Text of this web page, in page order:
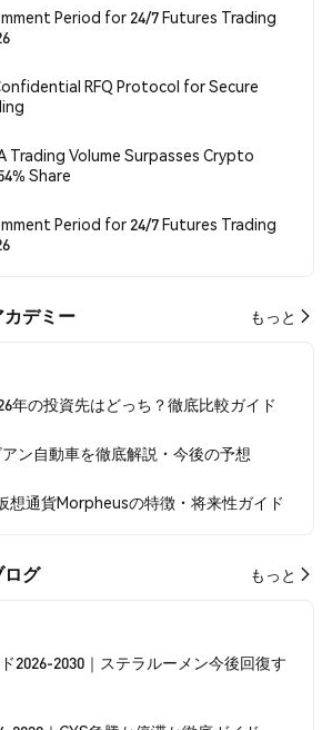
Period for 24/7 Futures Trading
RFQ Protocol for Secure
Trading Volume Surpasses Crypto
Share
Period for 24/7 Futures Trading
カデミー もっと
年の投資先はどっち？徹底比較ガイド
ン自動車を徹底解説・今後の予想
想通貨Morpheusの特徴・将来性ガイド
ログ もっと
2026-2030｜ステラルーメン今後回復す